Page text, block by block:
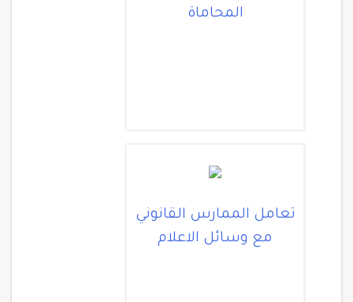
المحاماة
تعامل الممارس القانوني
مع وسائل الاعلام